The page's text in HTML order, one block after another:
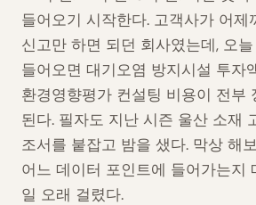
들어오기 시작한다. 고객사가 어제
신고만 하면 되던 회사였는데, 오늘
들어오면 대기오염 방지시설 투자
환경영향평가 컨설팅 비용이 전부
된다. 필자도 지난 시즌 울산 소재
조서를 붙잡고 밤을 샜다. 막상 해
어느 데이터 포인트에 들어가는지
일 오래 걸렸다.